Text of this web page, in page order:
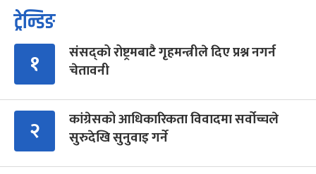
ट्रेन्डिङ
१
संसद्को रोष्ट्रमबाटै गृहमन्त्रीले दिए प्रश्न नगर्न
चेतावनी
२
कांग्रेसको आधिकारिकता विवादमा सर्वोच्चले
सुरुदेखि सुनुवाइ गर्ने